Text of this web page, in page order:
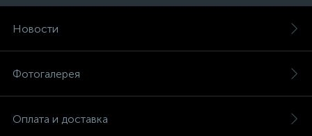
Новости
Фотогалерея
Оплата и доставка